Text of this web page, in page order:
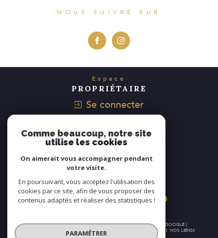
NOUS SUIVRE SUR
Espace
PROPRIÉTAIRE
Se connecter
CLIENTS
ADHÉRONS
© 2026 | TOUS DROITS RÉSERVÉS | TRADUCTION POWERED BY GOOGLE |
PLAN DU SITE MENTIONS LÉGALES ADMIN
NOS LIENS
POLITIQUE RGPD
Comme beaucoup, notre site
utilise les cookies
On aimerait vous accompagner pendant
votre visite.
En poursuivant, vous acceptez l'utilisation des
cookies par ce site, afin de vous proposer des
contenus adaptés et réaliser des statistiques !
PARAMÉTRER